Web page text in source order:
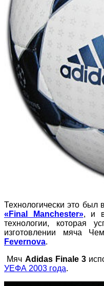
Технологически это
«Final Manchester», и
технологии, которая
изготовлении мяча
Fevernova.
Мяч Adidas Finale 3
УЕФА 2003 года.